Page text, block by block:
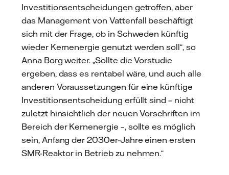
Investitionsentscheidungen getroffen, aber
das Management von Vattenfall beschäftigt
sich mit der Frage, ob in Schweden künftig
wieder Kernenergie genutzt werden soll“, so
Anna Borg weiter. „Sollte die Vorstudie
ergeben, dass es rentabel wäre, und auch alle
anderen Voraussetzungen für eine künftige
Investitionsentscheidung erfüllt sind – nicht
zuletzt hinsichtlich der neuen Vorschriften im
Bereich der Kernenergie –, sollte es möglich
sein, Anfang der 2030er-Jahre einen ersten
SMR-Reaktor in Betrieb zu nehmen.“